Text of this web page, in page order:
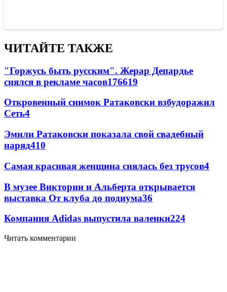
ЧИТАЙТЕ ТАКЖЕ
"Горжусь быть русским". Жерар Депардье
снялся в рекламе часов176619
Откровенный снимок Ратаковски взбудоражил
Сеть4
Эмили Ратаковски показала свой свадебный
наряд410
Самая красивая женщина снялась без трусов4
В музее Виктории и Альберта открывается
выставка От клуба до подиума36
Компания Adidas выпустила валенки224
Читать комментарии